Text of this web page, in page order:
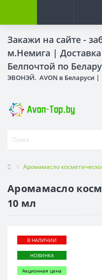
Закажи на сайте -
м.Немига |
Белпочтой по
ЭВОНЭЙ. AVON в Беларуси |
Аромамасло
Аромамасло
10 мл
В НАЛИЧИИ
НОВИНКА
Акционная цена